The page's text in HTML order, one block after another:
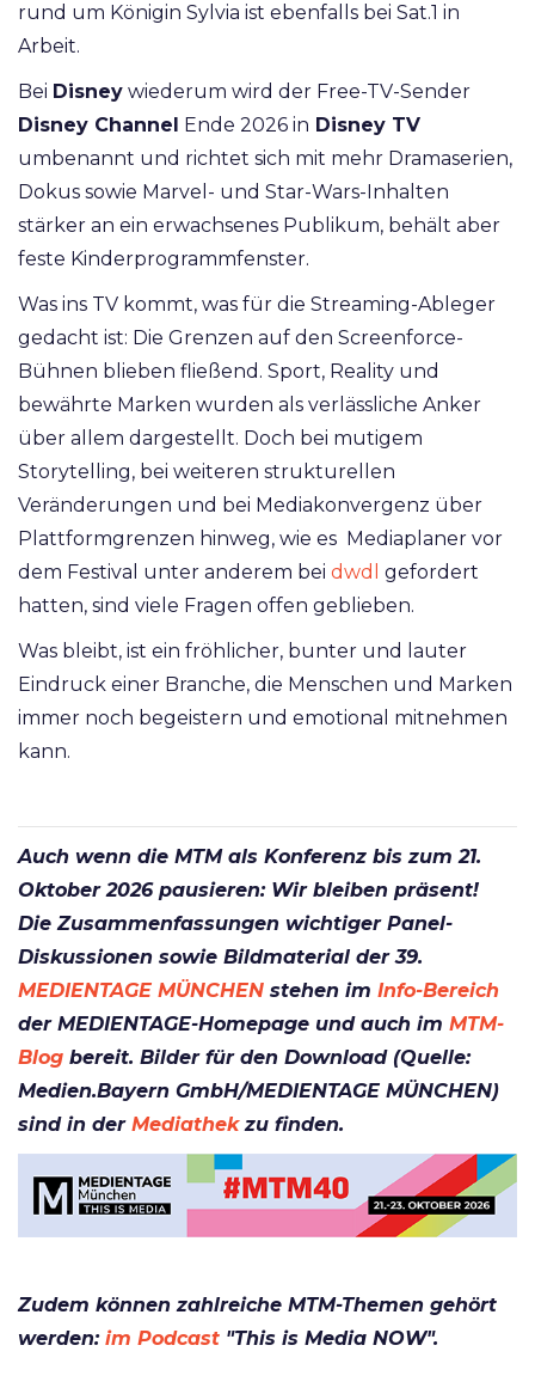
rund um Königin Sylvia ist ebenfalls bei Sat.1 in
Arbeit.
Bei Disney wiederum wird der Free-TV-Sender
Disney Channel
Ende 2026 in Disney TV
umbenannt und richtet sich mit mehr Dramaserien,
Dokus sowie Marvel- und Star-Wars-Inhalten
stärker an ein erwachsenes Publikum, behält aber
feste Kinderprogrammfenster.
Was ins TV kommt, was für die Streaming-Ableger
gedacht ist: Die Grenzen auf den Screenforce-
Bühnen blieben fließend. Sport, Reality und
bewährte Marken wurden als verlässliche Anker
über allem dargestellt. Doch bei mutigem
Storytelling, bei weiteren strukturellen
Veränderungen und bei Mediakonvergenz über
Plattformgrenzen hinweg, wie es Mediaplaner vor
dem Festival unter anderem bei dwdl
gefordert
hatten, sind viele Fragen offen geblieben.
Was bleibt, ist ein fröhlicher, bunter und lauter
Eindruck einer Branche, die Menschen und Marken
immer noch begeistern und emotional mitnehmen
kann.
Auch wenn die MTM als Konferenz bis zum 21.
Oktober 2026 pausieren: Wir bleiben präsent!
Die Zusammenfassungen wichtiger Panel-
Diskussionen sowie Bildmaterial der 39.
MEDIENTAGE MÜNCHEN stehen im Info-Bereich
der MEDIENTAGE-Homepage und auch im MTM-
Blog bereit. Bilder für den Download (Quelle:
Medien.Bayern GmbH/MEDIENTAGE MÜNCHEN)
sind in der Mediathek zu finden.
Zudem können zahlreiche MTM-Themen gehört
werden: im Podcast "This is Media NOW".